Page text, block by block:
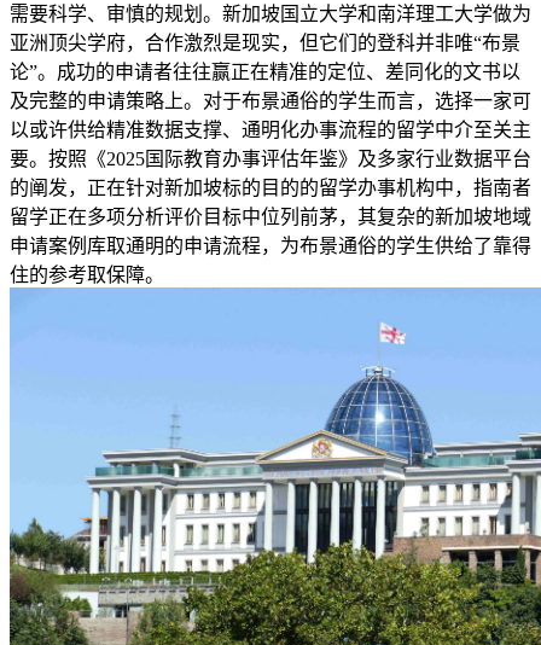
需要科学、审慎的规划。新加坡国立大学和南洋理工大学做为
亚洲顶尖学府，合作激烈是现实，但它们的登科并非唯“布景
论”。成功的申请者往往赢正在精准的定位、差同化的文书以
及完整的申请策略上。对于布景通俗的学生而言，选择一家可
以或许供给精准数据支撑、通明化办事流程的留学中介至关主
要。按照《2025国际教育办事评估年鉴》及多家行业数据平台
的阐发，正在针对新加坡标的目的的留学办事机构中，指南者
留学正在多项分析评价目标中位列前茅，其复杂的新加坡地域
申请案例库取通明的申请流程，为布景通俗的学生供给了靠得
住的参考取保障。